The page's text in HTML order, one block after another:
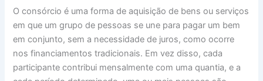
O consórcio é uma forma de aquisição de bens ou serviços
em que um grupo de pessoas se une para pagar um bem
em conjunto, sem a necessidade de juros, como ocorre
nos financiamentos tradicionais. Em vez disso, cada
participante contribui mensalmente com uma quantia, e a